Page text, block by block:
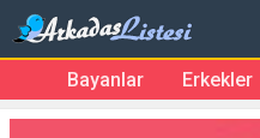
Bayanlar Erkekler